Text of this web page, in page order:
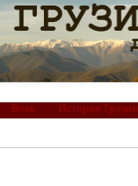
Виза История Грузии